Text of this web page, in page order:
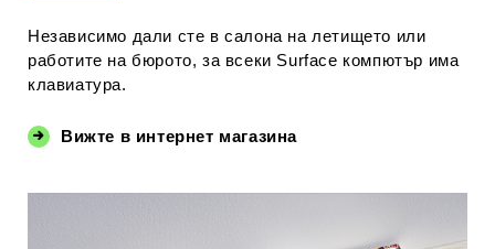
Независимо дали сте в салона на летището или
работите на бюрото, за всеки Surface компютър има
клавиатура.
Вижте в интернет магазина